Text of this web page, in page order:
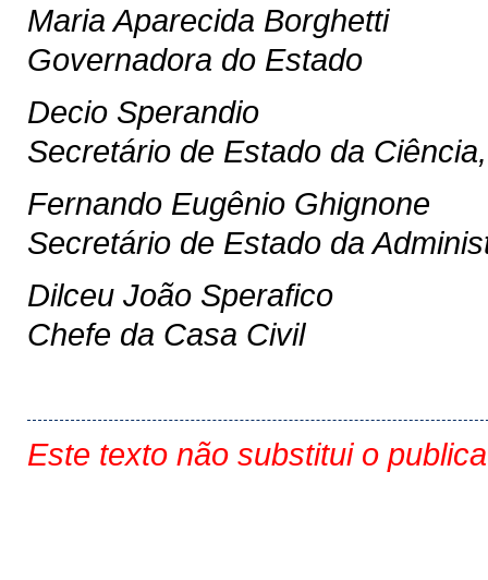
Maria Aparecida Borghetti
Governadora do Estado
Decio Sperandio
Secretário de Estado da
Fernando Eugênio Ghignone
Secretário de Estado da
Dilceu João Sperafico
Chefe da Casa Civil
Este texto não substitui o